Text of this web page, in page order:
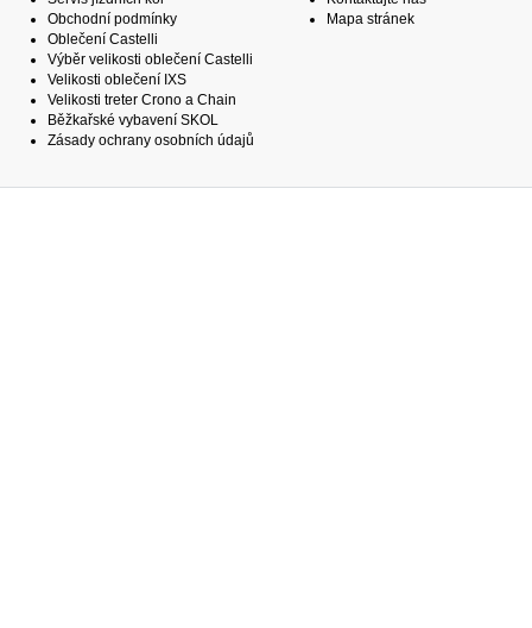
Obchodní podmínky
Oblečení Castelli
Výběr velikosti oblečení Castelli
Velikosti oblečení IXS
Velikosti treter Crono a Chain
Běžkařské vybavení SKOL
Zásady ochrany osobních údajů
Mapa stránek